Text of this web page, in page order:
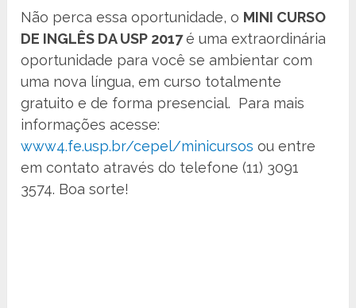
Não perca essa oportunidade, o MINI CURSO
DE INGLÊS DA USP 2017é uma extraordinária
oportunidade para você se ambientar com
uma nova língua, em curso totalmente
gratuito e de forma presencial. Para mais
informações acesse:
www4.fe.usp.br/cepel/minicursos ou entre
em contato através do telefone (11) 3091
3574. Boa sorte!